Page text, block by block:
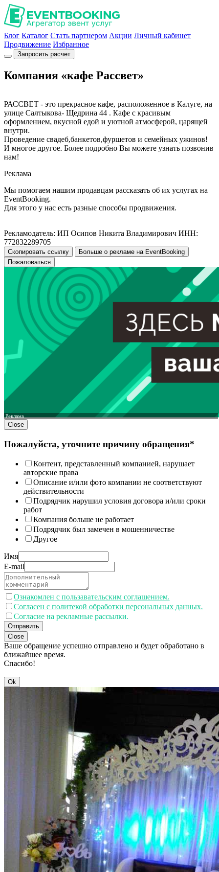
Блог Каталог Стать партнером Акции Личный кабинет
Продвижение Избранное
Запросить расчет
Компания «кафе Рассвет»
РАССВЕТ - это прекрасное кафе, расположенное в Калуге, на
улице Салтыкова- Щедрина 44 . Кафе с красивым
оформлением, вкусной едой и уютной атмосферой, царящей
внутри.
Проведение свадеб,банкетов,фуршетов и семейных ужинов!
И многое другое. Более подробно Вы можете узнать позвонив
нам!
Реклама
Мы помогаем нашим продавцам рассказать об их услугах на
EventBooking.
Для этого у нас есть разные способы продвижения.
Рекламодатель: ИП Осипов Никита Владимирович ИНН:
772832289705
Скопировать ссылку
Больше о рекламе на EventBooking
Пожаловаться
Реклама
Close
Пожалуйста, уточните причину обращения*
Контент, представленный компанией, нарушает
авторские права
Описание и/или фото компании не соответствуют
действительности
Подрядчик нарушил условия договора и/или сроки
работ
Компания больше не работает
Подрядчик был замечен в мошенничестве
Другое
Имя
E-mail
Ознакомлен с пользавательским соглашением.
Согласен с политекой обработки персональных данных.
Согласие на рекламные рассылки.
Отправить
Close
Ваше обращение успешно отправлено и будет обработано в
ближайшее время.
Спасибо!
Ok